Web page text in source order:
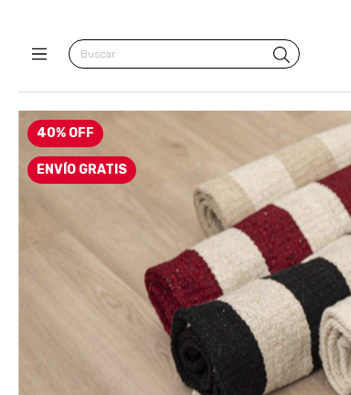
40% OFF
ENVÍO GRATIS